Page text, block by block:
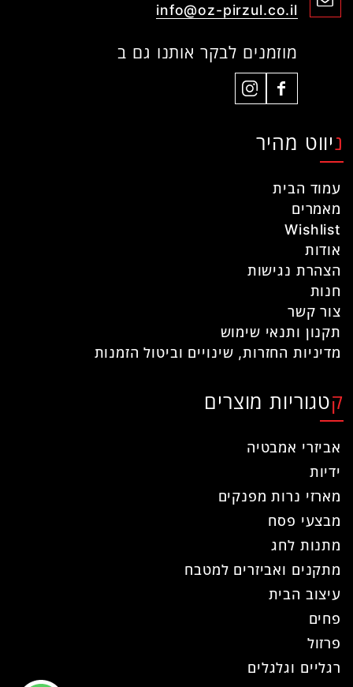
info@oz-pirzul.co.il
מוזמנים לבקר אותנו גם ב
ניווט מהיר
עמוד הבית
מאמרים
Wishlist
אודות
הצהרת נגישות
חנות
צור קשר
תקנון ותנאי שימוש
מדיניות החזרות, שינויים וביטול הזמנות
קטגוריות מוצרים
אביזרי אמבטיה
ידיות
מארזי נרות מפנקים
מבצעי פסח
מתנות לחג
מתקנים ואביזרים למטבח
עיצוב הבית
פחים
פרזול
רגליים וגלגלים